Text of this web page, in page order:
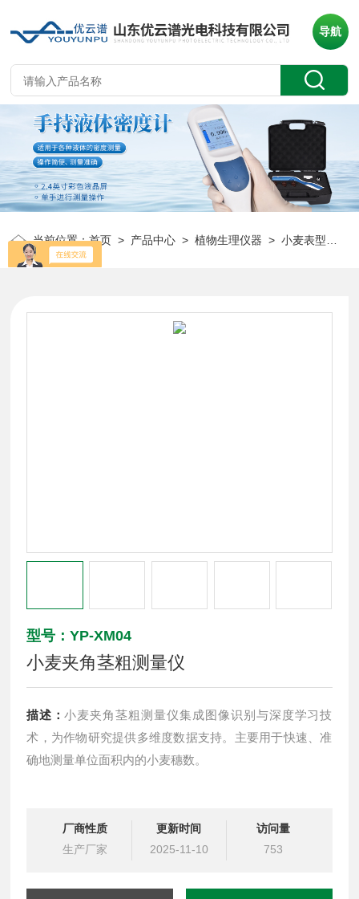
导航
当前位置：首页 > 产品中心 >植物生理仪器 >小麦表型检测仪
型号：YP-XM04
小麦夹角茎粗测量仪
描述：小麦夹角茎粗测量仪集成图像识别与深度学习技
术，为作物研究提供多维度数据支持。主要用于快速、准
确地测量单位面积内的小麦穗数。
厂商性质
生产厂家
更新时间
2025-11-10
访问量
753